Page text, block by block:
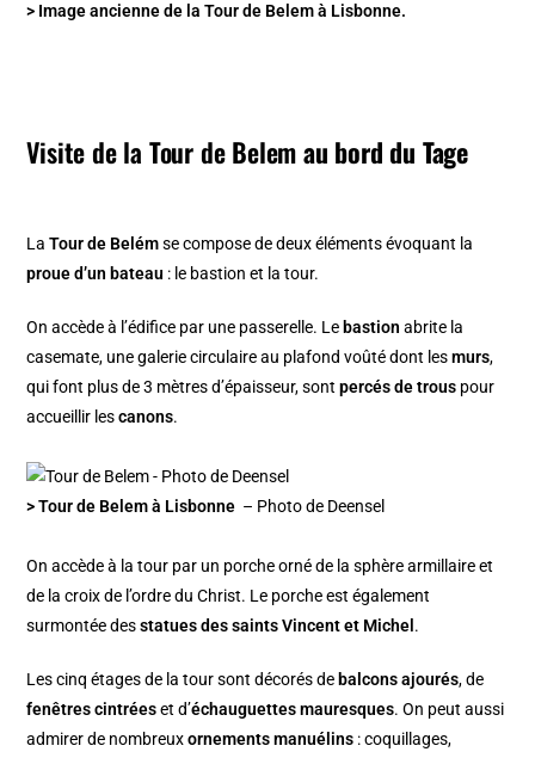
> Image ancienne de la Tour de Belem à Lisbonne.
Visite de la Tour de Belemau bord du Tage
LaTour de Belémse compose de deux éléments évoquant la
proue d’un bateau : le bastion et la tour.
On accède à l’édifice par une passerelle. Le bastionabrite la
casemate, une galerie circulaire au plafond voûté dont lesmurs,
qui font plus de 3 mètres d’épaisseur, sontpercés de trous pour
accueillir lescanons.
> Tour de Belem à Lisbonne – Photo de Deensel
On accède à la tour par un porche orné de la sphère armillaire et
de la croix de l’ordre du Christ. Le porche est également
surmontée desstatues des saints Vincent et Michel .
Les cinq étages de la tour sont décorés de balcons ajourés, de
fenêtres cintréeset d’échauguettes mauresques. On peut aussi
admirer de nombreuxornements manuélins : coquillages,